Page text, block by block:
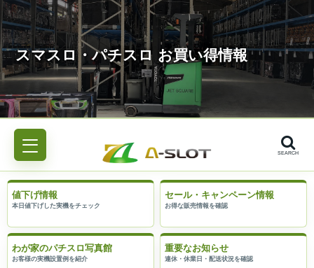
SEARCH
値下げ情報 セール・キャンペーン情報
わが家のパチスロ写真館 重要なお知らせ